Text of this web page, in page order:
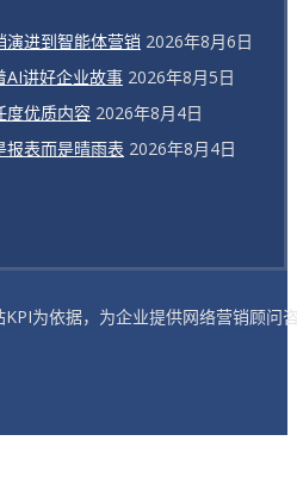
演进到智能体营销 2026年8月6日
AI讲好企业故事 2026年8月5日
度优质内容 2026年8月4日
报表而是晴雨表 2026年8月4日
为依据，为企业提供网络营销顾问